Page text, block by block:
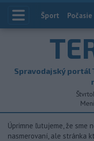
Index
Šport Počasie
Spravodajský portál
Úprimne ľutujeme, že sme
nasmerovaní, ale stránka